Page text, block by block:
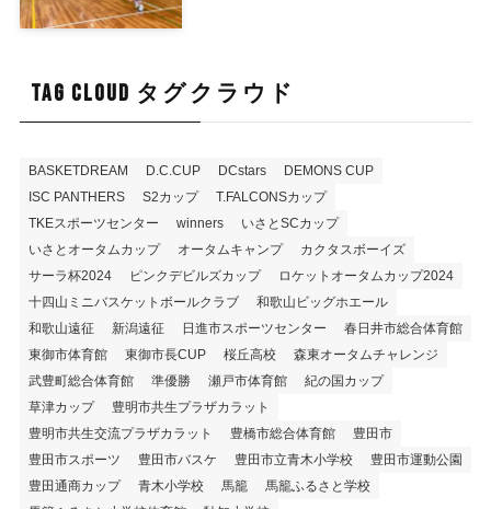
TAG CLOUD タグクラウド
BASKETDREAM D.C.CUP DCstars
DEMONS CUP
ISC PANTHERS
S2カップ
T.FALCONSカップ
TKEスポーツセンター
winners
いさとSCカップ
いさとオータムカップ
オータムキャンプ
カクタスボーイズ
サーラ杯2024
ピンクデビルズカップ
ロケットオータムカップ2024
十四山ミニバスケットボールクラブ
和歌山ビッグホエール
和歌山遠征
新潟遠征 日進市スポーツセンター
春日井市総合体育館
東御市体育館
東御市長CUP 桜丘高校
森東オータムチャレンジ
武豊町総合体育館
準優勝 瀬戸市体育館
紀の国カップ
草津カップ
豊明市共生プラザカラット
豊明市共生交流プラザカラット
豊橋市総合体育館
豊田市
豊田市スポーツ
豊田市バスケ 豊田市立青木小学校
豊田市運動公園
豊田通商カップ
青木小学校 馬籠
馬籠ふるさと学校